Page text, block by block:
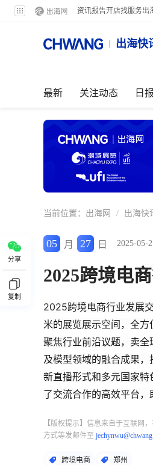
资讯报告开店找服务出
出海快
最新 关注动态 日报
当前位置： 出海网 / 出海快
分享
复制
05 月 27 日 2025-05-
2025跨境电
2025跨境电商行业发展
米的展览展示空间，全
聚焦行业前沿议题，卖全
及模型领域的融合成果
新直播形式和多元国家
了交流合作的高效平台，
【版权提示】信息来自于互联网
方式等发邮件至
跨境电商 郑州